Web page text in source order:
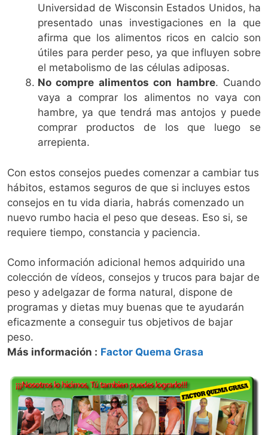
Universidad de Wisconsin Estados Unidos, ha
presentado unas investigaciones en la que
afirma que los alimentos ricos en calcio son
útiles para perder peso, ya que influyen sobre
el metabolismo de las células adiposas.
No compre alimentos con hambre. Cuando
vaya a comprar los alimentos no vaya con
hambre, ya que tendrá mas antojos y puede
comprar productos de los que luego se
arrepienta.
Con estos consejos puedes comenzar a cambiar tus
hábitos, estamos seguros de que si incluyes estos
consejos en tu vida diaria, habrás comenzado un
nuevo rumbo hacia el peso que deseas. Eso si, se
requiere tiempo, constancia y paciencia.
Como información adicional hemos adquirido una
colección de vídeos, consejos y trucos para bajar de
peso y adelgazar de forma natural, dispone de
programas y dietas muy buenas que te ayudarán
eficazmente a conseguir tus objetivos de bajar
peso.
Más información : Factor Quema Grasa